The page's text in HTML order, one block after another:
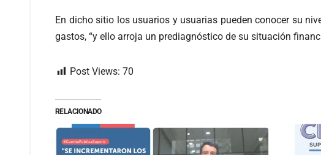
En dicho sitio los usuarios y usuarias pueden conocer su
gastos, “y ello arroja un prediagnóstico de su situación
Post Views: 70
RELACIONADO